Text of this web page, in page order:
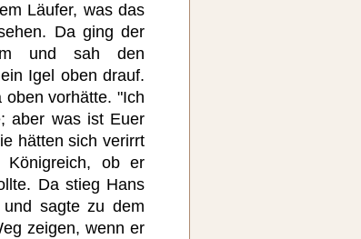
Läufer, was das
Da ging der
und sah den
Igel oben drauf.
vorhätte. "Ich
aber was ist Euer
hätten sich verirrt
ob er
Da stieg Hans
sagte zu dem
zeigen, wenn er